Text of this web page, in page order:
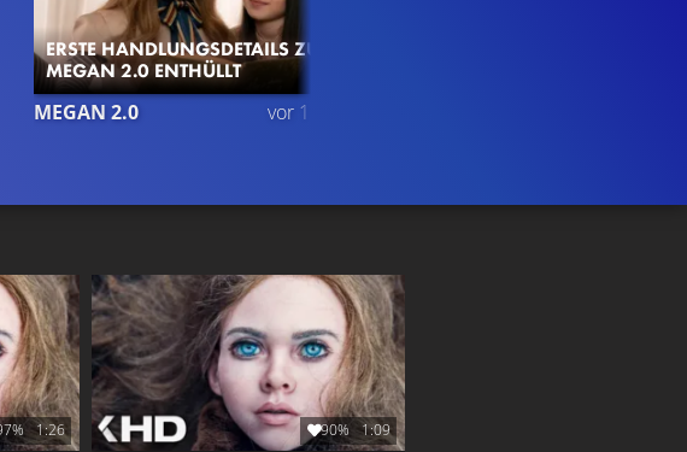
ERSTE HANDLUNGSDETAILS ZU
MEGAN 2.0 ENTHÜLLT
MEGAN 2.0 vor 1 Jahr
1:26 90% 1:09